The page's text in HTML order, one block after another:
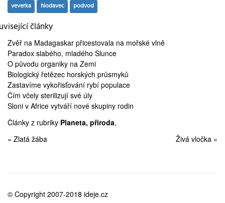
veverka hlodavec podvod
články
Zvěř na Madagaskar přicestovala na mořské vlně
Paradox slabého, mladého Slunce
O původu organiky na Zemi
Biologický řetězec horských průsmyků
Zastavíme vykořisťování rybí populace
Čím včely sterilizují své úly
Sloni v Africe vytváří nové skupiny rodin
Články z rubriky Planeta, přiroda,
« Zlatá žába
Živá vločka »
© Copyright 2007-2018 ideje.cz